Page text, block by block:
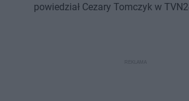
powiedział Cezary Tomczyk w